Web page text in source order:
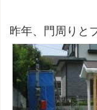
昨年、門周りと